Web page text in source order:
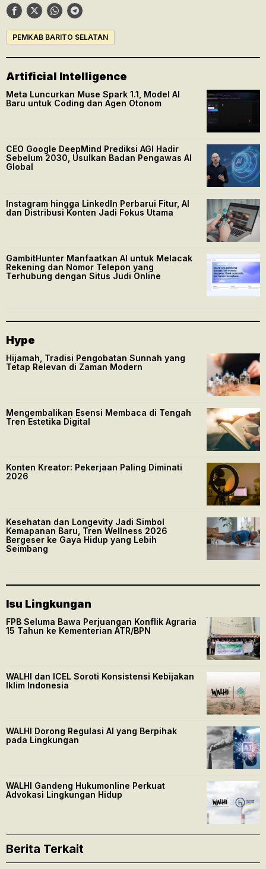
PEMKAB BARITO SELATAN
Artificial Intelligence
Meta Luncurkan Muse Spark 1.1, Model AI
Baru untuk Coding dan Agen Otonom
CEO Google DeepMind Prediksi AGI Hadir
Sebelum 2030, Usulkan Badan Pengawas AI
Global
Instagram hingga LinkedIn Perbarui Fitur, AI
dan Distribusi Konten Jadi Fokus Utama
GambitHunter Manfaatkan AI untuk Melacak
Rekening dan Nomor Telepon yang
Terhubung dengan Situs Judi Online
Hype
Hijamah, Tradisi Pengobatan Sunnah yang
Tetap Relevan di Zaman Modern
Mengembalikan Esensi Membaca di Tengah
Tren Estetika Digital
Konten Kreator: Pekerjaan Paling Diminati
2026
Kesehatan dan Longevity Jadi Simbol
Kemapanan Baru, Tren Wellness 2026
Bergeser ke Gaya Hidup yang Lebih
Seimbang
Isu Lingkungan
FPB Seluma Bawa Perjuangan Konflik Agraria
15 Tahun ke Kementerian ATR/BPN
WALHI dan ICEL Soroti Konsistensi Kebijakan
Iklim Indonesia
WALHI Dorong Regulasi AI yang Berpihak
pada Lingkungan
WALHI Gandeng Hukumonline Perkuat
Advokasi Lingkungan Hidup
Berita Terkait